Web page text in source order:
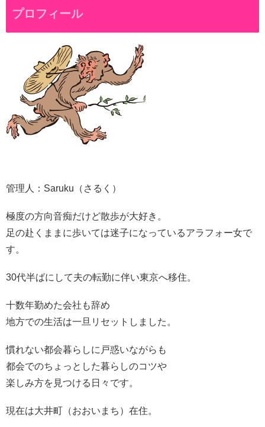
プロフィール
管理人：Saruku（さるく）
極度の方向音痴だけど散歩が大好き。
足の赴くままに歩いては迷子になっているアラフォー女で
す。
30代半ばにして夫の転勤に伴い東京へ移住。
十数年勤めた会社も辞め
地方での生活は一旦リセットしました。
慣れない都会暮らしに戸惑いながらも
都会でのちょっとした暮らしのコツや
楽しみ方を見つける日々です。
現在は大井町（おおいまち）在住。